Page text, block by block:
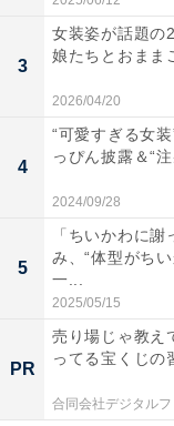
3
女装姿が話題の
娘たちとおまま
2026/04/20
4
“可愛すぎる女
っぴん披露＆“
2024/09/28
5
「ちいかわに
み、“体型がち
一...
2025/05/15
PR
売り場じゃ教え
ってる宝くじの
合同会社デジタルフ